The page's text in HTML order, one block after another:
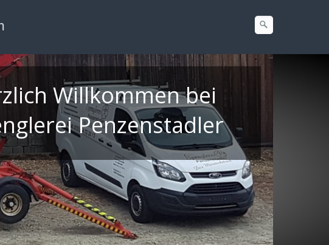
Willkommen bei
Penzenstadler